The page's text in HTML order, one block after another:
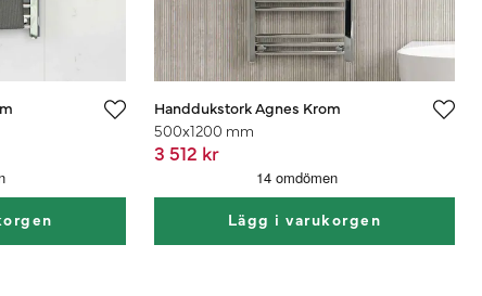
Handdukstork Agnes Krom
500x1200 mm
3 512 kr
Lägg i varukorgen